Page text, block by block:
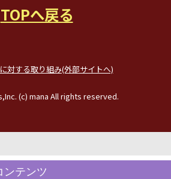
TOPへ戻る
対する取り組み(外部サイトへ)
(c) mana All rights reserved.
ンテンツ